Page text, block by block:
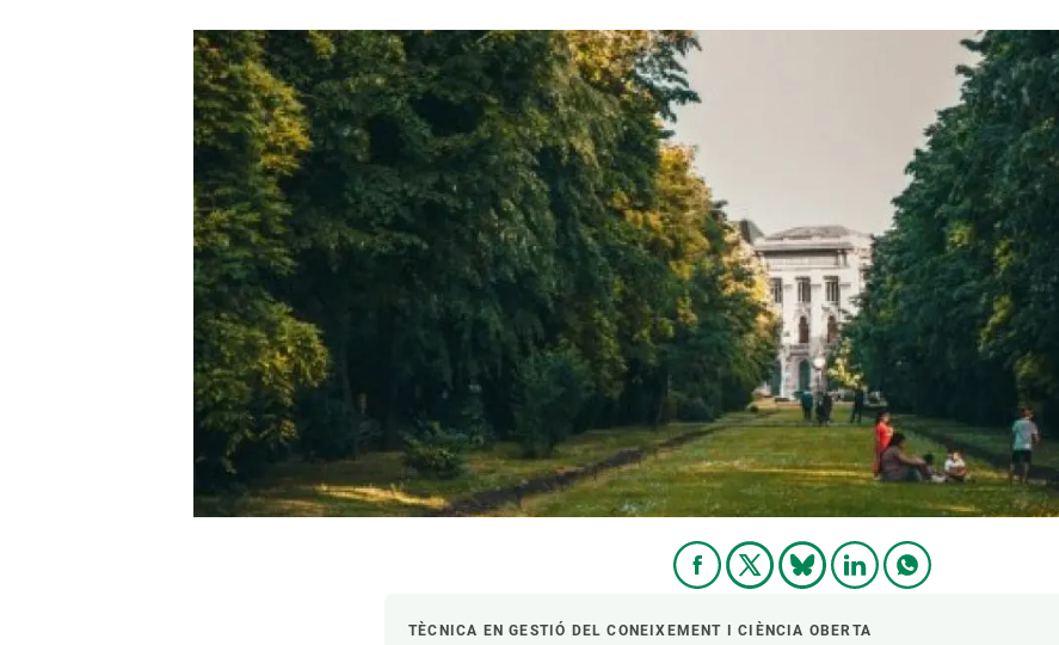
TÈCNICA EN GESTIÓ DEL CONEIXEMENT I CIÈNCIA OBERTA
Infraestructures
Equitat, Diversitat i Inclusió (EDI)
Oficina de premsa
Ciència oberta i gestió del coneixement
Temes transversals
Publicacions
Synthesis Actions
Vine de visitant o sabàtic
Segell de bones pràctiques HRS4R
Desenvolupament de carrera
Seminaris i activitats internes
T’oferim formació